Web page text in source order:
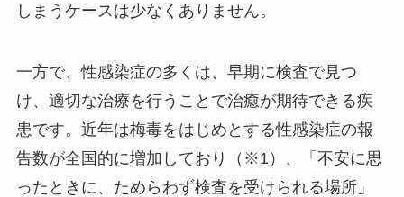
しまうケースは少なくありません。
一方で、性感染症の多くは、早期に検査で見つ
け、適切な治療を行うことで治癒が期待できる疾
患です。近年は梅毒をはじめとする性感染症の報
告数が全国的に増加しており（※1）、「不安に思
ったときに、ためらわず検査を受けられる場所」